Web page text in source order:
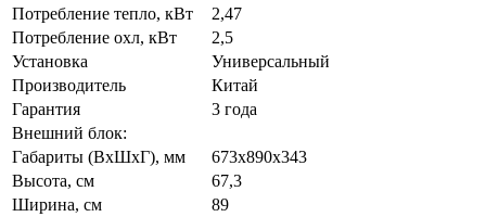
Потребление тепло, кВт
2,47
Потребление охл, кВт
2,5
Установка
Универсальный
Производитель
Китай
Гарантия
3 года
Внешний блок:
Габариты (ВхШхГ), мм
673x890x343
Высота, см
67,3
Ширина, см
89